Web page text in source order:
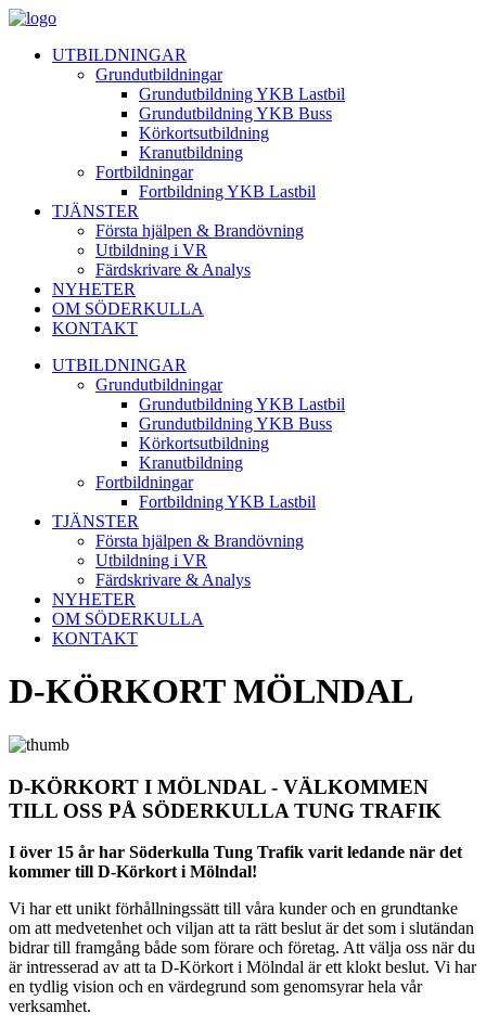
UTBILDNINGAR
Grundutbildningar
Grundutbildning YKB Lastbil
Grundutbildning YKB Buss
Körkortsutbildning
Kranutbildning
Fortbildningar
Fortbildning YKB Lastbil
TJÄNSTER
Första hjälpen & Brandövning
Utbildning i VR
Färdskrivare & Analys
NYHETER
OM SÖDERKULLA
KONTAKT
UTBILDNINGAR
Grundutbildningar
Grundutbildning YKB Lastbil
Grundutbildning YKB Buss
Körkortsutbildning
Kranutbildning
Fortbildningar
Fortbildning YKB Lastbil
TJÄNSTER
Första hjälpen & Brandövning
Utbildning i VR
Färdskrivare & Analys
NYHETER
OM SÖDERKULLA
KONTAKT
D-KÖRKORT MÖLNDAL
D-KÖRKORT I MÖLNDAL - VÄLKOMMEN
TILL OSS PÅ SÖDERKULLA TUNG TRAFIK
I över 15 år har Söderkulla Tung Trafik varit ledande när det
kommer till D-Körkort i Mölndal!
Vi har ett unikt förhållningssätt till våra kunder och en grundtanke
om att medvetenhet och viljan att ta rätt beslut är det som i slutändan
bidrar till framgång både som förare och företag. Att välja oss när du
är intresserad av att ta D-Körkort i Mölndal är ett klokt beslut. Vi har
en tydlig vision och en värdegrund som genomsyrar hela vår
verksamhet.